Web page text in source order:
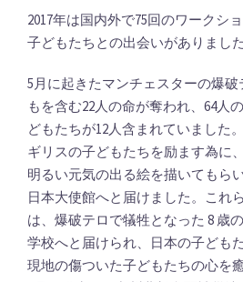
2017年は国内外で75回のワークシ
子どもたちとの出会いがありました
5月に起きたマンチェスターの爆
もを含む22人の命が奪われ、64人
どもたちが12人含まれていました
ギリスの子どもたちを励ます為に
明るい元気の出る絵を描いてもら
日本大使館へと届けました。これ
は、爆破テロで犠牲となった 8 歳
学校へと届けられ、日本の子ども
現地の傷ついた子どもたちの心を